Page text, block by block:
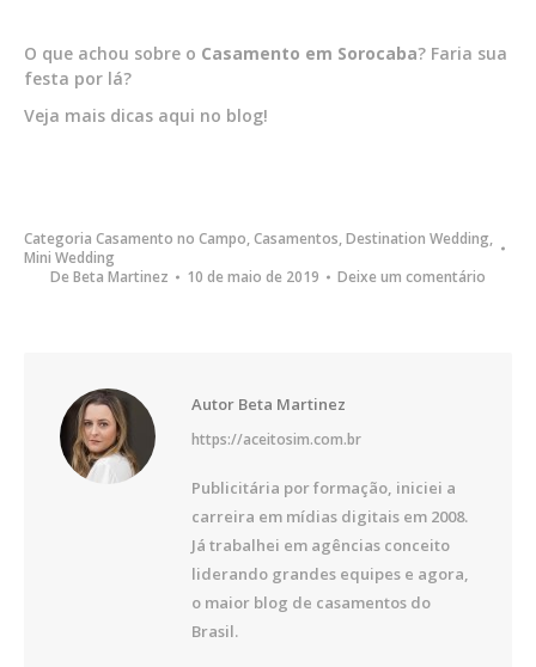
O que achou sobre o Casamento em Sorocaba? Faria sua
festa por lá?
Veja mais dicas aqui no blog!
Categoria Casamento no Campo,Casamentos,Destination Wedding,
Mini Wedding
De Beta Martinez 10 de maio de 2019 Deixe um comentário
Autor Beta Martinez
https://aceitosim.com.br
Publicitária por formação, iniciei a
carreira em mídias digitais em 2008.
Já trabalhei em agências conceito
liderando grandes equipes e agora,
o maior blog de casamentos do
Brasil.